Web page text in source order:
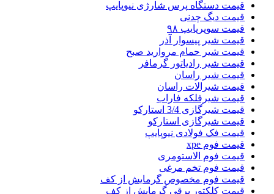
قیمت دستگاه پرس شارژی نیوپایپ
قیمت دیگ چدنی
قیمت سوپرپایپ ۹۸
قیمت شیر پیسوار آذر
قیمت شیر حمام مروارید صبح
قیمت شیر رادیاتور گرمافر
قیمت شیر راسان
قیمت شیرالات راسان
قیمت شیرفلکه فاراب
قیمت شیرگازی 3/4 استارکو
قیمت شیرگازی استارکو
قیمت فک فولادی نیوپایپ
قیمت فوم xpe
قیمت فوم الاستومری
قیمت فوم تخم مرغی
قیمت فوم مخصوص گرمایش از کف
قیمت کلکتور برقی گرمایش از کف